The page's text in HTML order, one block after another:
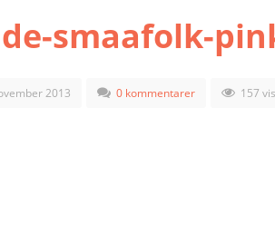
smaafolk-
2013 0 kommentarer 157